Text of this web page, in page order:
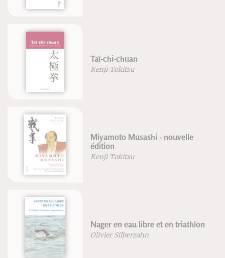
Taï-chi-chuan
Kenji Tokitsu
Miyamoto Musashi - nouvelle
édition
Kenji Tokitsu
Nager en eau libre et en triathlon
Olivier Silberzahn